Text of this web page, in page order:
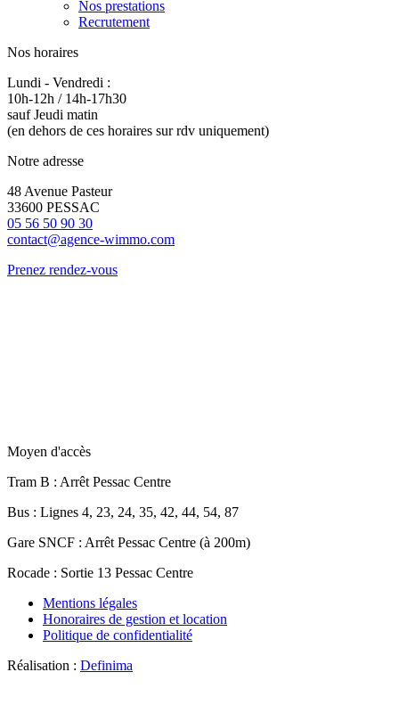
Nos prestations
Recrutement
Nos horaires
Lundi - Vendredi :
10h-12h / 14h-17h30
sauf Jeudi matin
(en dehors de ces horaires sur rdv uniquement)
Notre adresse
48 Avenue Pasteur
33600 PESSAC
05 56 50 90 30
contact@agence-wimmo.com
Prenez rendez-vous
Moyen d'accès
Tram B : Arrêt Pessac Centre
Bus : Lignes 4, 23, 24, 35, 42, 44, 54, 87
Gare SNCF : Arrêt Pessac Centre (à 200m)
Rocade : Sortie 13 Pessac Centre
Mentions légales
Honoraires de gestion et location
Politique de confidentialité
Réalisation : Definima